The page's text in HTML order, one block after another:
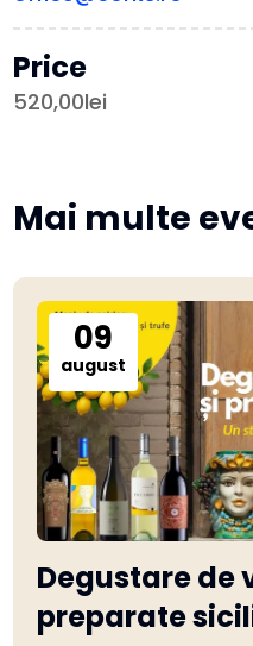
Price
520,00lei
Mai multe
09
august
Degustare de
preparate